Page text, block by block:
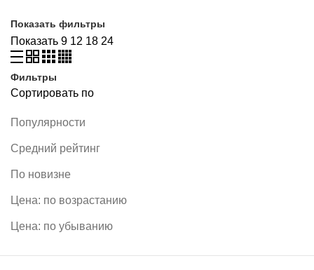
Показать фильтры
Показать 9 12 18 24
Фильтры
Сортировать по
Популярности
Средний рейтинг
По новизне
Цена: по возрастанию
Цена: по убыванию